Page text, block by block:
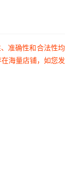
准确性和合法性
海量店铺，如您